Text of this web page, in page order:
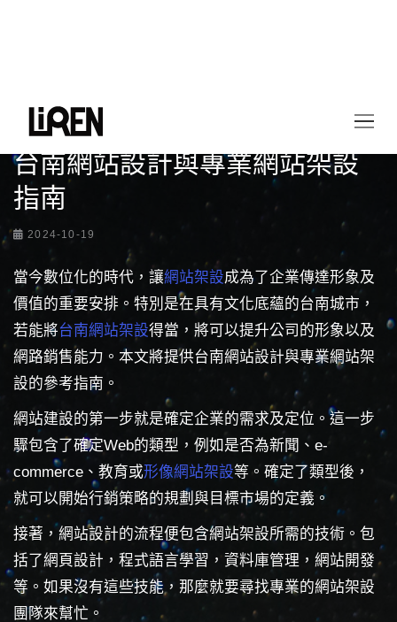
最新情報 台南網站設計與專業網站架設指南
台南網站設計與專業網站架設
指南
2024-10-19
當今數位化的時代，讓網站架設成為了企業傳達形象及
價值的重要安排。特別是在具有文化底蘊的台南城市，
若能將台南網站架設得當，將可以提升公司的形象以及
網路銷售能力。本文將提供台南網站設計與專業網站架
設的參考指南。
網站建設的第一步就是確定企業的需求及定位。這一步
驟包含了確定Web的類型，例如是否為新聞、e-
commerce、教育或形像網站架設等。確定了類型後，
就可以開始行銷策略的規劃與目標市場的定義。
接著，網站設計的流程便包含網站架設所需的技術。包
括了網頁設計，程式語言學習，資料庫管理，網站開發
等。如果沒有這些技能，那麼就要尋找專業的網站架設
團隊來幫忙。